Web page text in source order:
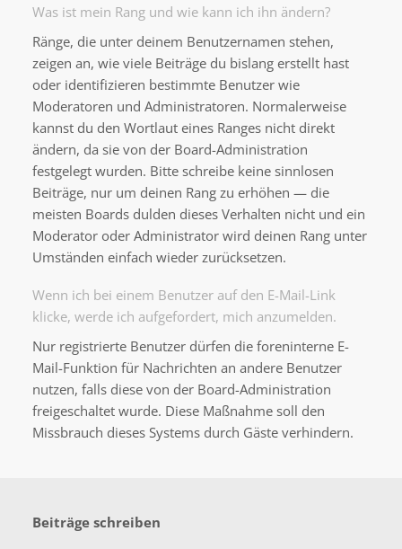
Was ist mein Rang und wie kann ich ihn ändern?
Ränge, die unter deinem Benutzernamen stehen,
zeigen an, wie viele Beiträge du bislang erstellt hast
oder identifizieren bestimmte Benutzer wie
Moderatoren und Administratoren. Normalerweise
kannst du den Wortlaut eines Ranges nicht direkt
ändern, da sie von der Board-Administration
festgelegt wurden. Bitte schreibe keine sinnlosen
Beiträge, nur um deinen Rang zu erhöhen — die
meisten Boards dulden dieses Verhalten nicht und ein
Moderator oder Administrator wird deinen Rang unter
Umständen einfach wieder zurücksetzen.
Wenn ich bei einem Benutzer auf den E-Mail-Link
klicke, werde ich aufgefordert, mich anzumelden.
Nur registrierte Benutzer dürfen die foreninterne E-
Mail-Funktion für Nachrichten an andere Benutzer
nutzen, falls diese von der Board-Administration
freigeschaltet wurde. Diese Maßnahme soll den
Missbrauch dieses Systems durch Gäste verhindern.
Beiträge schreiben